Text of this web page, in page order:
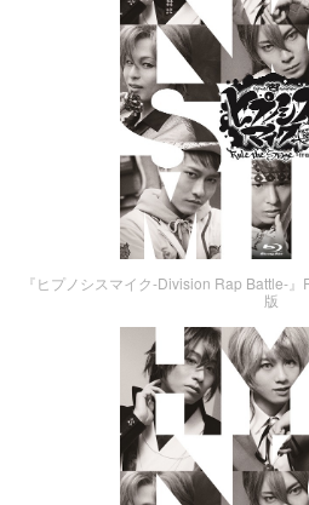
『ヒプノシスマイク-Division Rap Battle-
版